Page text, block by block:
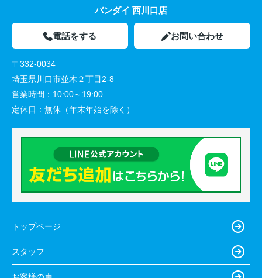
バンダイ 西川口店
電話をする お問い合わせ
〒332-0034
埼玉県川口市並木２丁目2-8
営業時間： 10:00～19:00
定休日： 無休（年末年始を除く）
トップページ
スタッフ